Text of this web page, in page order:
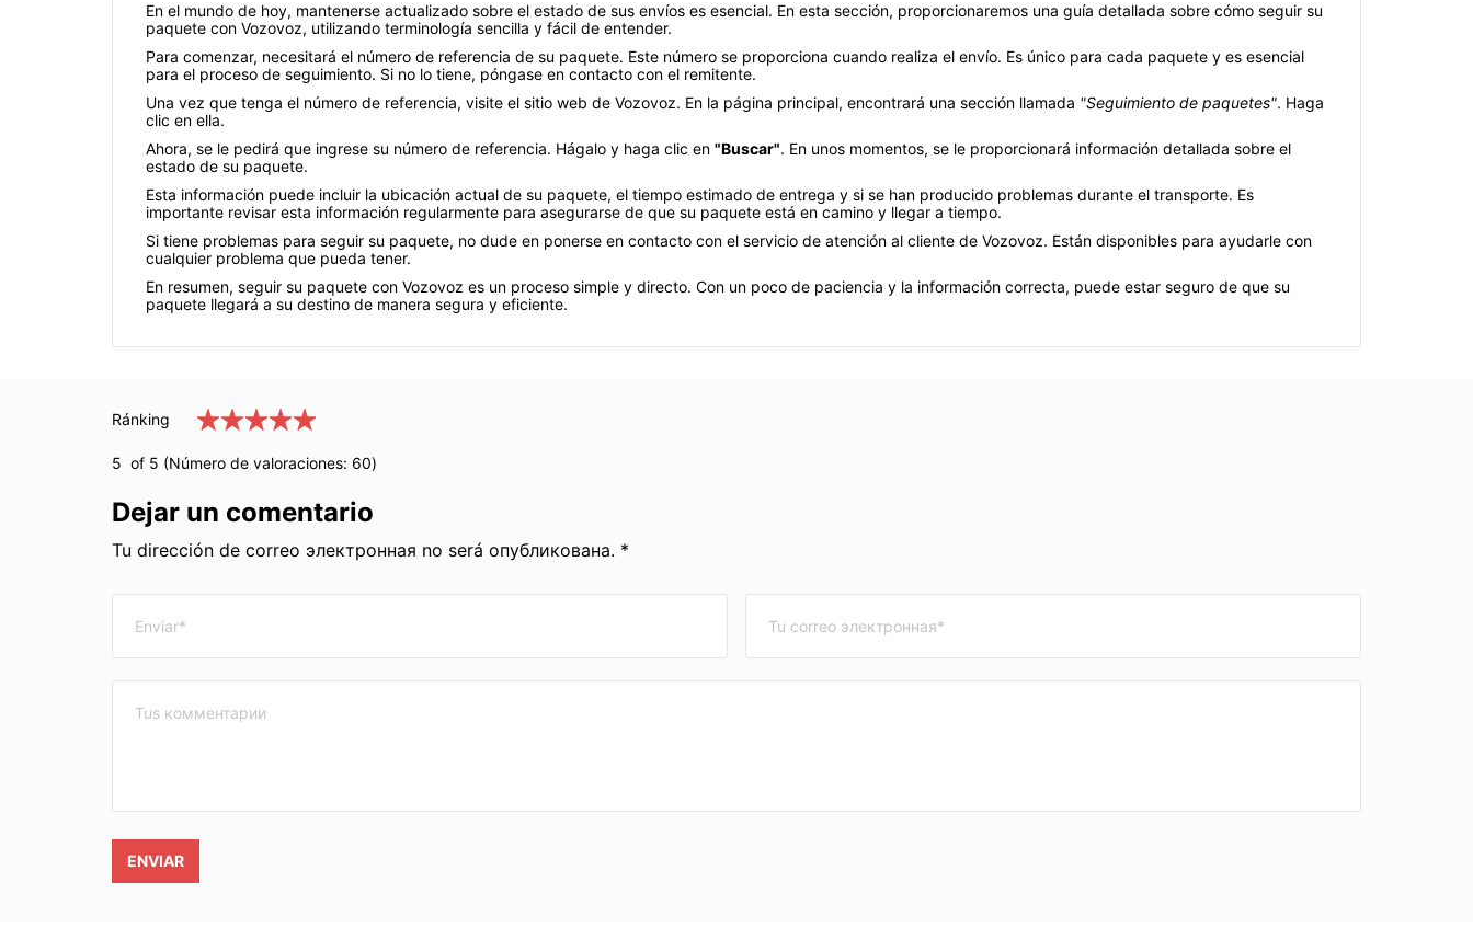
En el mundo de hoy, mantenerse actualizado sobre el estado de sus envíos es esencial. En esta sección, proporcionaremos una guía detallada sobre cómo seguir su
paquete con Vozovoz, utilizando terminología sencilla y fácil de entender.
Para comenzar, necesitará el número de referencia de su paquete. Este número se proporciona cuando realiza el envío. Es único para cada paquete y es esencial
para el proceso de seguimiento. Si no lo tiene, póngase en contacto con el remitente.
Una vez que tenga el número de referencia, visite el sitio web de Vozovoz. En la página principal, encontrará una sección llamada "Seguimiento de paquetes". Haga
clic en ella.
Ahora, se le pedirá que ingrese su número de referencia. Hágalo y haga clic en "Buscar". En unos momentos, se le proporcionará información detallada sobre el
estado de su paquete.
Esta información puede incluir la ubicación actual de su paquete, el tiempo estimado de entrega y si se han producido problemas durante el transporte. Es
importante revisar esta información regularmente para asegurarse de que su paquete está en camino y llegar a tiempo.
Si tiene problemas para seguir su paquete, no dude en ponerse en contacto con el servicio de atención al cliente de Vozovoz. Están disponibles para ayudarle con
cualquier problema que pueda tener.
En resumen, seguir su paquete con Vozovoz es un proceso simple y directo. Con un poco de paciencia y la información correcta, puede estar seguro de que su
paquete llegará a su destino de manera segura y eficiente.
Ránking
5 of 5 (Número de valoraciones: 60)
Dejar un comentario
Tu dirección de correo электронная no será опубликована. *
ENVIAR